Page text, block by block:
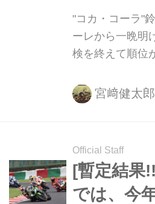
"コカ・コーラ"
ーレから一晩明
検を終えて順位
レーシング・チ
ました！
宮﨑健太郎
Official Staff
[暫定結果
では、今